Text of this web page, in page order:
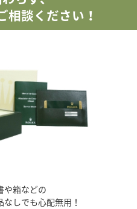
相談ください！
や箱などの
なしでも心配無用！